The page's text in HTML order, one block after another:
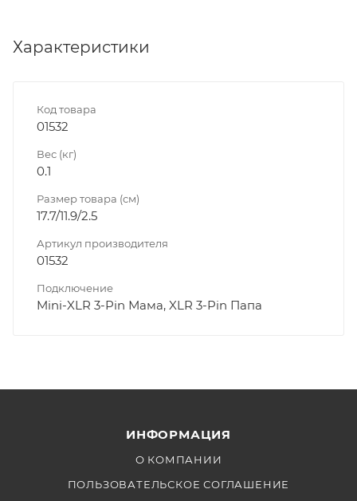
Характеристики
Код товара
01532
Вес (кг)
0.1
Размер товара (см)
17.7/11.9/2.5
Артикул производителя
01532
Подключение
Mini-XLR 3-Pin Мама, XLR 3-Pin Папа
ИНФОРМАЦИЯ
О КОМПАНИИ
ПОЛЬЗОВАТЕЛЬСКОЕ СОГЛАШЕНИЕ